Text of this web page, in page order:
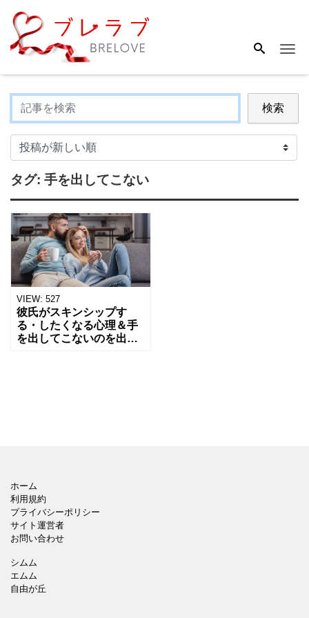
検索
タグ: 手を出してこない
VIEW: 527
彼氏がスキンシップす
る・したくなる心理＆手
を出してこないのを出さ
ホーム
利用規約
プライバシーポリシー
サイト運営者
お問い合わせ
シムム
エムム
自由が丘